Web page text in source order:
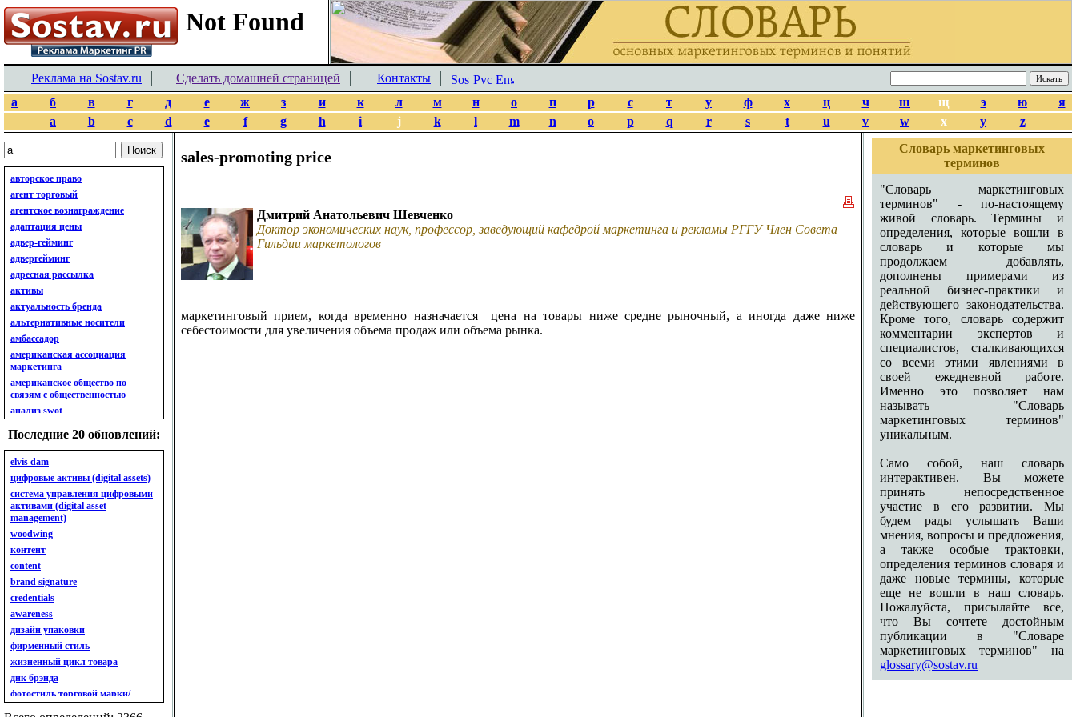
Реклама на Sostav.ru Сделать домашней страницей
Контакты
а
б в г д е ж з и к л м н о п р с т у ф х ц ч ш щ э ю
я
a
b c d e f g h i j k l m n o p q r s t u v w x y z
авторское право
агент торговый
агентское вознаграждение
адаптация цены
адвер-гейминг
адвергейминг
адресная рассылка
активы
актуальность бренда
альтернативные носители
амбассадор
американская ассоциация
маркетинга
американское общество по
связям с общественностью
анализ swot
анализ бизнес-портфеля
анализ имиджа
анализ кластерный
анализ конкурентов
анализ кросс-культурных
особенностей
анализ мак кинси «7s»
анализ макросистемы
анализ маркетинговый
анализ рынка
анализ ситуационный
анализ экспертный
индивидуальный
анкета
ассортимент
ассортимент товарный.
планирование товарного
ассортимента
ассортимент. глубина
Последние 20 обновлений:
elvis dam
цифровые активы (digital assets)
система управления цифровыми
активами (digital asset
management)
woodwing
контент
content
brand signature
credentials
awareness
дизайн упаковки
фирменный стиль
жизненный цикл товара
днк брэнда
фотостиль торговой марки/
линейки продукции
sales-promoting price
Дмитрий Анатольевич Шевченко
Доктор экономических наук, профессор, заведующий кафедрой маркетинга и рекламы РГГУ Член Совета
Гильдии маркетологов
маркетинговый прием, когда временно назначается цена на товары ниже средне рыночный, а иногда даже ниже
себестоимости для увеличения объема продаж или объема рынка.
Словарь маркетинговых
терминов
"Словарь маркетинговых
терминов" - по-настоящему
живой словарь. Термины и
определения, которые вошли в
словарь и которые мы
продолжаем добавлять,
дополнены примерами из
реальной бизнес-практики и
действующего законодательства.
Кроме того, словарь содержит
комментарии экспертов и
специалистов, сталкивающихся
со всеми этими явлениями в
своей ежедневной работе.
Именно это позволяет нам
называть "Словарь
маркетинговых терминов"
уникальным.
Само собой, наш словарь
интерактивен. Вы можете
принять непосредственное
участие в его развитии. Мы
будем рады услышать Ваши
мнения, вопросы и предложения,
а также особые трактовки,
определения терминов словаря и
даже новые термины, которые
еще не вошли в наш словарь.
Пожалуйста, присылайте все,
что Вы сочтете достойным
публикации в "Словаре
маркетинговых терминов" на
glossary@sostav.ru